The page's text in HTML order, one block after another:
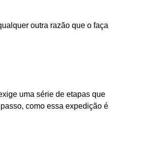
outra razão que o faça
uma série de etapas que
como essa expedição é